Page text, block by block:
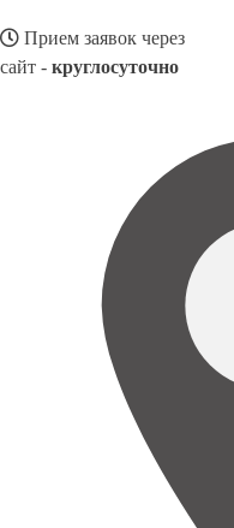
Прием заявок через
сайт - круглосуточно